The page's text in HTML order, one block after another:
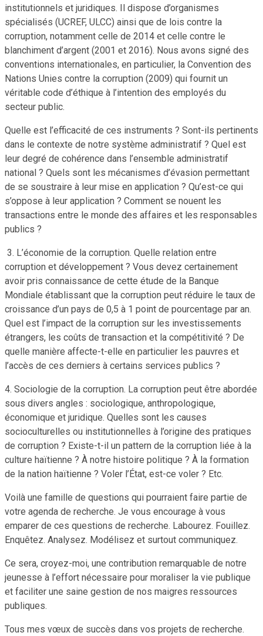
institutionnels et juridiques. Il dispose d’organismes
spécialisés (UCREF, ULCC) ainsi que de lois contre la
corruption, notamment celle de 2014 et celle contre le
blanchiment d’argent (2001 et 2016). Nous avons signé des
conventions internationales, en particulier, la Convention des
Nations Unies contre la corruption (2009) qui fournit un
véritable code d’éthique à l’intention des employés du
secteur public.
Quelle est l’efficacité de ces instruments ? Sont-ils pertinents
dans le contexte de notre système administratif ? Quel est
leur degré de cohérence dans l’ensemble administratif
national ? Quels sont les mécanismes d’évasion permettant
de se soustraire à leur mise en application ? Qu’est-ce qui
s’oppose à leur application ? Comment se nouent les
transactions entre le monde des affaires et les responsables
publics ?
3. L’économie de la corruption. Quelle relation entre
corruption et développement ? Vous devez certainement
avoir pris connaissance de cette étude de la Banque
Mondiale établissant que la corruption peut réduire le taux de
croissance d’un pays de 0,5 à 1 point de pourcentage par an.
Quel est l’impact de la corruption sur les investissements
étrangers, les coûts de transaction et la compétitivité ? De
quelle manière affecte-t-elle en particulier les pauvres et
l’accès de ces derniers à certains services publics ?
4. Sociologie de la corruption. La corruption peut être abordée
sous divers angles : sociologique, anthropologique,
économique et juridique. Quelles sont les causes
socioculturelles ou institutionnelles à l’origine des pratiques
de corruption ? Existe-t-il un pattern de la corruption liée à la
culture haïtienne ? À notre histoire politique ? À la formation
de la nation haïtienne ? Voler l’État, est-ce voler ? Etc.
Voilà une famille de questions qui pourraient faire partie de
votre agenda de recherche. Je vous encourage à vous
emparer de ces questions de recherche. Labourez. Fouillez.
Enquêtez. Analysez. Modélisez et surtout communiquez.
Ce sera, croyez-moi, une contribution remarquable de notre
jeunesse à l’effort nécessaire pour moraliser la vie publique
et faciliter une saine gestion de nos maigres ressources
publiques.
Tous mes vœux de succès dans vos projets de recherche.